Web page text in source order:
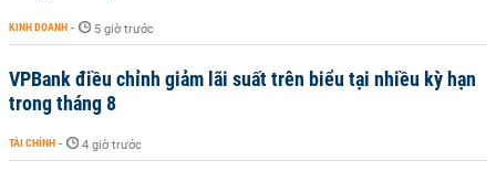
KINH DOANH - 5 giờ trước
VPBank điều chỉnh giảm lãi suất trên biểu tại nhiều kỳ hạn
trong tháng 8
TÀI CHÍNH - 4 giờ trước